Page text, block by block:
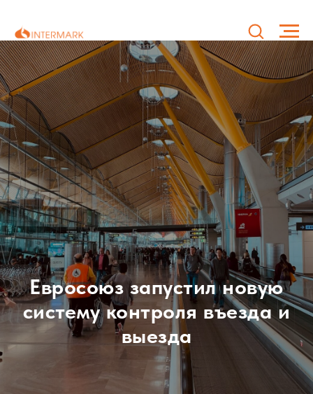
Евросоюз запустил новую
систему контроля въезда и
выезда